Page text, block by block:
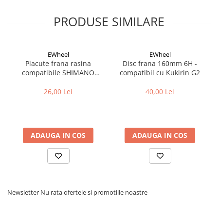
Frana bicicleta
Discuri frana bicicleta
Saboti frana bicicleta
Adaptoare frana bicicleta
Frane pe disc
Roti bicicleta
Spite
Jante bicicleta
PRODUSE SIMILARE
EWheel
Placute frana rasina
compatibile SHIMANO
G2/G4 2025)
26,00 Lei
ADAUGA IN COS
EWheel
Disc frana 160mm 6H -
compatibil cu Kukirin G2
40,00 Lei
ADAUGA IN COS
Newsletter Nu rata ofertele si promotiile noastre